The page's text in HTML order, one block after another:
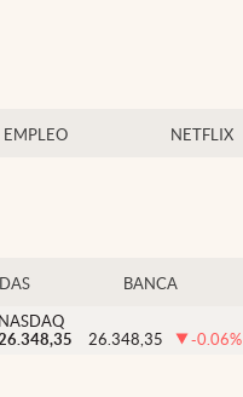
EMPLEO NETFLIX
BANCA
NASDAQ
26.348,35 -0.06%